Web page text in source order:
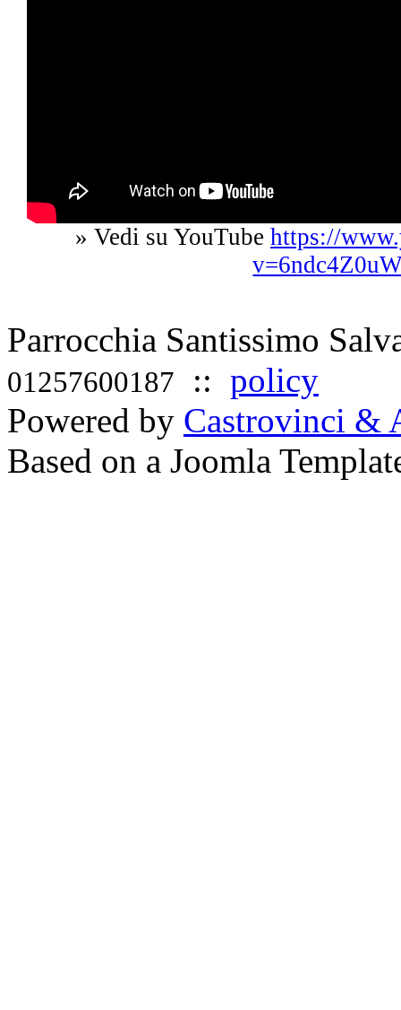
» Vedi su YouTube https://
Parrocchia Santissimo
01257600187 :: policy
Powered by Castrovinci &
Based on a Joomla